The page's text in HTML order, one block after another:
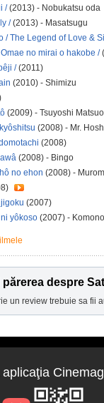
/(2013) - Nobukatsu oda
/(2013) - Masatsugu
/ The Legend of Love &
no mirai o hakobe /
/(2011)
(2010) - Shimizu
(2009) - Tsuyoshi
(2008) - Mr.
(2008)
(2008) - Bingo
no ehon (2008) -
(2007)
yôkoso (2007) - Komono
părerea despre
un review trebuie sa fii